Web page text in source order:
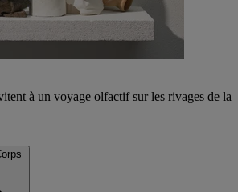
à un voyage olfactif sur les rivages de la